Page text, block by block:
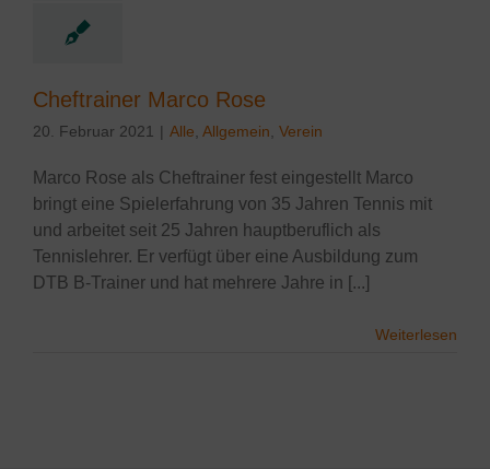
Verein
Cheftrainer Marco Rose
20. Februar 2021 | Alle Allgemein Verein
Marco Rose als Cheftrainer fest eingestellt Marco
bringt eine Spielerfahrung von 35 Jahren Tennis mit
und arbeitet seit 25 Jahren hauptberuflich als
Tennislehrer. Er verfügt über eine Ausbildung zum
DTB B-Trainer und hat mehrere Jahre in [...]
Weiterlesen